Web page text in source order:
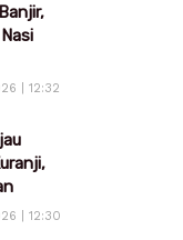
| 12:32
| 12:30